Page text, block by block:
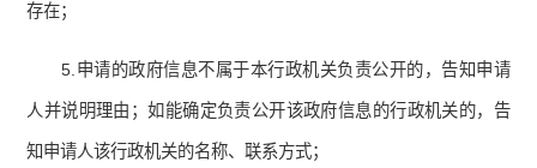
存在；
5.申请的政府信息不属于本行政机关负责公开的，告知申请
人并说明理由；如能确定负责公开该政府信息的行政机关的，告
知申请人该行政机关的名称、联系方式；